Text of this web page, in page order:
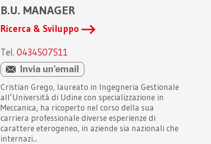
B.U. MANAGER
Ricerca & Sviluppo
Tel.0434507511
Invia un'email
Cristian Grego, laureato in Ingegneria Gestionale
all’Università di Udine con specializzazione in
Meccanica, ha ricoperto nel corso della sua
carriera professionale diverse esperienze di
carattere eterogeneo, in aziende sia nazionali che
internazi...